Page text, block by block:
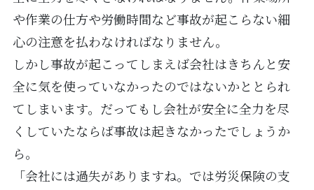
や作業の仕方や労働時間など事故が起こらない細
心の注意を払わなければなりません。
しかし事故が起こってしまえば会社はきちんと安
全に気を使っていなかったのではないかととられ
てしまいます。だってもし会社が安全に全力を尽
くしていたならば事故は起きなかったでしょうか
ら。
「会社には過失がありますね。では労災保険の支